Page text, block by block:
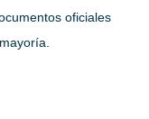
oficiales